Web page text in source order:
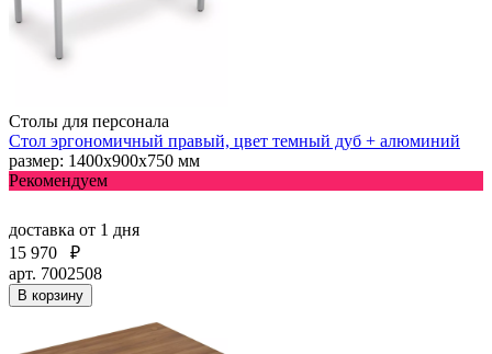
Столы для персонала
Стол эргономичный правый, цвет темный дуб + алюминий
размер: 1400х900х750 мм
Рекомендуем
доставка от 1 дня
15 970
₽
арт. 7002508
В корзину